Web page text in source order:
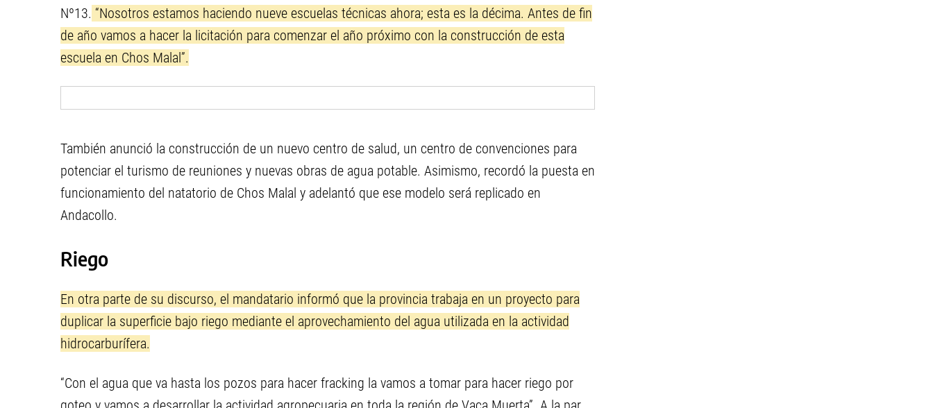
Nº13. “Nosotros estamos haciendo nueve escuelas técnicas ahora; esta es la décima. Antes de fin
de año vamos a hacer la licitación para comenzar el año próximo con la construcción de esta
escuela en Chos Malal”.
También anunció la construcción de un nuevo centro de salud, un centro de convenciones para
potenciar el turismo de reuniones y nuevas obras de agua potable. Asimismo, recordó la puesta en
funcionamiento del natatorio de Chos Malal y adelantó que ese modelo será replicado en
Andacollo.
Riego
En otra parte de su discurso, el mandatario informó que la provincia trabaja en un proyecto para
duplicar la superficie bajo riego mediante el aprovechamiento del agua utilizada en la actividad
hidrocarburífera.
“Con el agua que va hasta los pozos para hacer fracking la vamos a tomar para hacer riego por